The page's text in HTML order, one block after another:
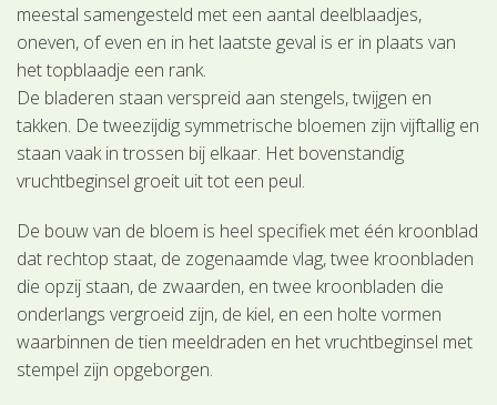
meestal samengesteld met een aantal deelblaadjes,
oneven, of even en in het laatste geval is er in plaats van
het topblaadje een rank.
De bladeren staan verspreid aan stengels, twijgen en
takken. De tweezijdig symmetrische bloemen zijn vijftallig en
staan vaak in trossen bij elkaar. Het bovenstandig
vruchtbeginsel groeit uit tot een peul.
De bouw van de bloem is heel specifiek met één kroonblad
dat rechtop staat, de zogenaamde vlag, twee kroonbladen
die opzij staan, de zwaarden, en twee kroonbladen die
onderlangs vergroeid zijn, de kiel, en een holte vormen
waarbinnen de tien meeldraden en het vruchtbeginsel met
stempel zijn opgeborgen.